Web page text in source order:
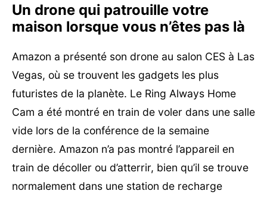
Un drone qui patrouille votre
maison lorsque vous n’êtes pas là
Amazon a présenté son drone au salon CES à Las
Vegas, où se trouvent les gadgets les plus
futuristes de la planète. Le Ring Always Home
Cam a été montré en train de voler dans une salle
vide lors de la conférence de la semaine
dernière. Amazon n’a pas montré l’appareil en
train de décoller ou d’atterrir, bien qu’il se trouve
normalement dans une station de recharge